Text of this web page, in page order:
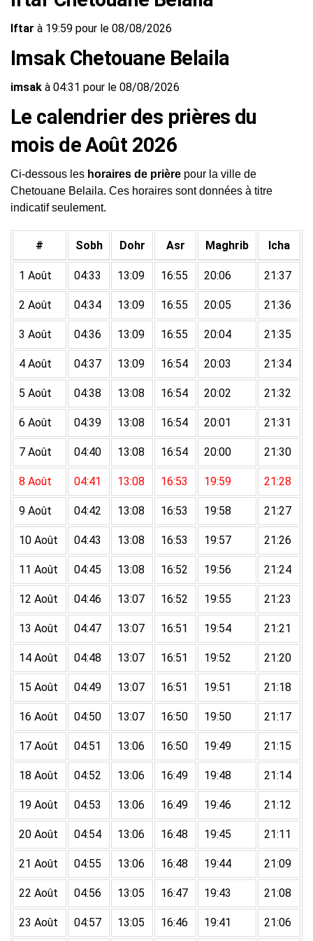
Iftar à 19:59 pour le 08/08/2026
Imsak Chetouane Belaila
imsak à 04:31 pour le 08/08/2026
Le calendrier des prières du
mois de Août 2026
Ci-dessous les horaires de prière pour la ville de
Chetouane Belaila. Ces horaires sont données à titre
indicatif seulement.
# Sobh Dohr Asr Maghrib Icha
1 Août 04:33 13:09 16:55 20:06 21:37
2 Août 04:34 13:09 16:55 20:05 21:36
3 Août 04:36 13:09 16:55 20:04 21:35
4 Août 04:37 13:09 16:54 20:03 21:34
5 Août 04:38 13:08 16:54 20:02 21:32
6 Août 04:39 13:08 16:54 20:01 21:31
7 Août 04:40 13:08 16:54 20:00 21:30
8 Août 04:41 13:08 16:53 19:59 21:28
9 Août 04:42 13:08 16:53 19:58 21:27
10 Août 04:43 13:08 16:53 19:57 21:26
11 Août 04:45 13:08 16:52 19:56 21:24
12 Août 04:46 13:07 16:52 19:55 21:23
13 Août 04:47 13:07 16:51 19:54 21:21
14 Août 04:48 13:07 16:51 19:52 21:20
15 Août 04:49 13:07 16:51 19:51 21:18
16 Août 04:50 13:07 16:50 19:50 21:17
17 Août 04:51 13:06 16:50 19:49 21:15
18 Août 04:52 13:06 16:49 19:48 21:14
19 Août 04:53 13:06 16:49 19:46 21:12
20 Août 04:54 13:06 16:48 19:45 21:11
21 Août 04:55 13:06 16:48 19:44 21:09
22 Août 04:56 13:05 16:47 19:43 21:08
23 Août 04:57 13:05 16:46 19:41 21:06